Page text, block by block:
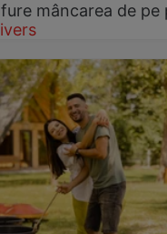
mâncarea de pe